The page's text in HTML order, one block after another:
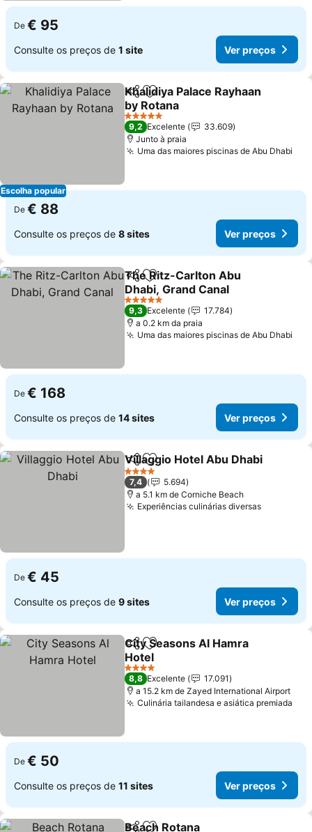
De € 95
Consulte os preços de 1 site Ver preços
Escolha popular
PartilharAdicionar aos favoritos
Khalidiya Palace Rayhaan
by Rotana
Ver preços
5 Estrelas
9,2 Excelente
33.609
Junto à praia
Uma das maiores piscinas de Abu Dhabi
De € 88
Consulte os preços de 8 sites Ver preços
PartilharAdicionar aos favoritos
The Ritz-Carlton Abu
Dhabi, Grand Canal
Ver preços
5 Estrelas
9,3 Excelente
17.784
a 0.2 km da praia
Uma das maiores piscinas de Abu Dhabi
De € 168
Consulte os preços de 14 sites Ver preços
PartilharAdicionar aos favoritos
Villaggio Hotel Abu Dhabi
4 Estrelas
7,4
5.694
a 5.1 km de Corniche Beach
Experiências culinárias diversasVer
De € 45
Consulte os preços de 9 sites Ver preços
PartilharAdicionar aos favoritos
City Seasons Al Hamra
Hotel
Ver preços
4 Estrelas
8,8 Excelente
17.091
a 15.2 km de Zayed International Airport
Culinária tailandesa e asiática premiada
De € 50
Consulte os preços de 11 sites Ver preços
Beach Rotana